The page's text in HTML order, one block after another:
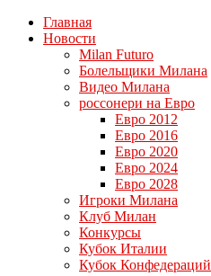
Главная
Новости
Milan Futuro
Болельщики Милана
Видео Милана
россонери на Евро
Евро 2012
Евро 2016
Евро 2020
Евро 2024
Евро 2028
Игроки Милана
Клуб Милан
Конкурсы
Кубок Италии
Кубок Конфедераций